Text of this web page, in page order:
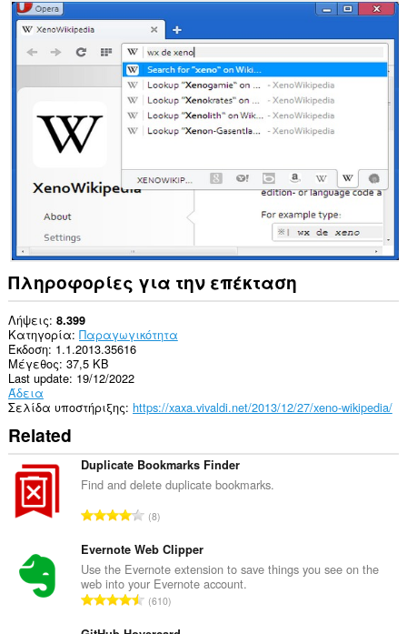
μπορεί
να
πρόσβαση
στα
σας
ορισμένους
ιστότοπους.
Πληροφορίες για την επέκταση
Λήψεις 8.399
Κατηγορία Παραγωγικότητα
Έκδοση 1.1.2013.35616
Μέγεθος 37,5 KB
Last update 19/12/2022
Άδεια
Σελίδα υποστήριξης https://xaxa.vivaldi.net/2013/12/27/xeno-wikipedia/
Related
Duplicate Bookmarks Finder
Find and delete duplicate bookmarks.
Σ
ν
ο
λ
ο
8
Evernote Web Clipper
Use the Evernote extension to save things you see on the
web into your Evernote account.
Σ610